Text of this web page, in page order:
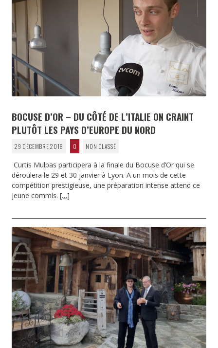
BOCUSE D’OR – DU CÔTÉ DE L’ITALIE ON CRAINT
PLUTÔT LES PAYS D’EUROPE DU NORD
29 DÉCEMBRE 2018 0 NON CLASSÉ
Curtis Mulpas participera à la finale du Bocuse d’Or qui se
déroulera le 29 et 30 janvier à Lyon. A un mois de cette
compétition prestigieuse, une préparation intense attend ce
jeune commis. […]